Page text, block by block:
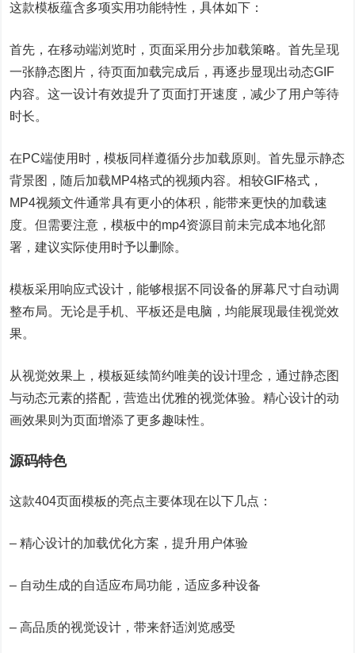
这款模板蕴含多项实用功能特性，具体如下：
首先，在移动端浏览时，页面采用分步加载策略。首先呈现
一张静态图片，待页面加载完成后，再逐步显现出动态GIF
内容。这一设计有效提升了页面打开速度，减少了用户等待
时长。
在PC端使用时，模板同样遵循分步加载原则。首先显示静态
背景图，随后加载MP4格式的视频内容。相较GIF格式，
MP4视频文件通常具有更小的体积，能带来更快的加载速
度。但需要注意，模板中的mp4资源目前未完成本地化部
署，建议实际使用时予以删除。
模板采用响应式设计，能够根据不同设备的屏幕尺寸自动调
整布局。无论是手机、平板还是电脑，均能展现最佳视觉效
果。
从视觉效果上，模板延续简约唯美的设计理念，通过静态图
与动态元素的搭配，营造出优雅的视觉体验。精心设计的动
画效果则为页面增添了更多趣味性。
源码特色
这款404页面模板的亮点主要体现在以下几点：
– 精心设计的加载优化方案，提升用户体验
– 自动生成的自适应布局功能，适应多种设备
– 高品质的视觉设计，带来舒适浏览感受